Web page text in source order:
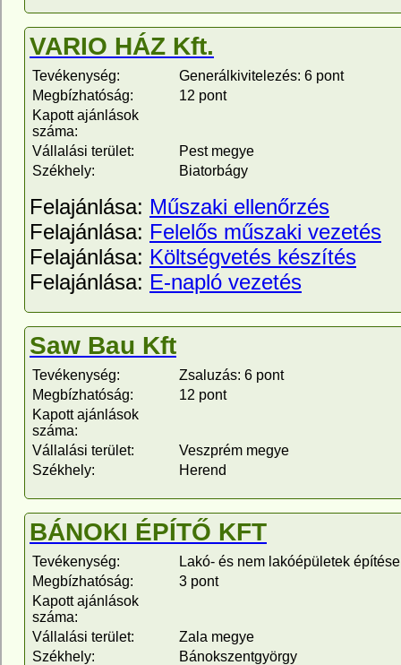
VARIO HÁZ Kft.
Tevékenység:
Generálkivitelezés: 6 pont
Megbízhatóság:
12 pont
Kapott ajánlások
száma:
Vállalási terület:
Pest megye
Székhely:
Biatorbágy
Felajánlása: Műszaki ellenőrzés
Felajánlása: Felelős műszaki vezetés
Felajánlása: Költségvetés készítés
Felajánlása: E-napló vezetés
Saw Bau Kft
Tevékenység:
Zsaluzás: 6 pont
Megbízhatóság:
12 pont
Kapott ajánlások
száma:
Vállalási terület:
Veszprém megye
Székhely:
Herend
BÁNOKI ÉPÍTŐ KFT
Tevékenység:
Lakó- és nem lakóépületek
Megbízhatóság:
3 pont
Kapott ajánlások
száma:
Vállalási terület:
Zala megye
Székhely:
Bánokszentgyörgy